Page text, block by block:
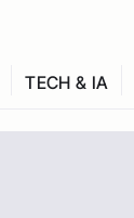
TECH & IA